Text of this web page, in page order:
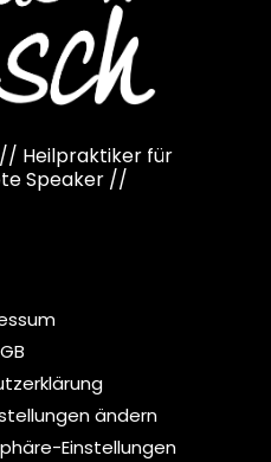
// Heilpraktiker für
Speaker //
ändern
Einstellungen